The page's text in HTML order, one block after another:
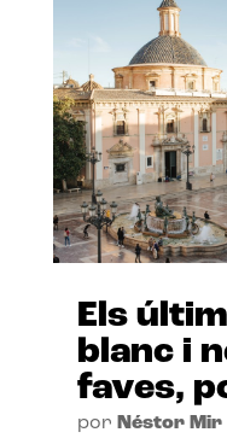
Els
blanc i
faves,
por Néstor Mir|